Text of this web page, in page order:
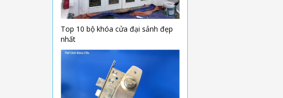
Top 10 bộ khóa cửa đại sảnh đẹp
nhất